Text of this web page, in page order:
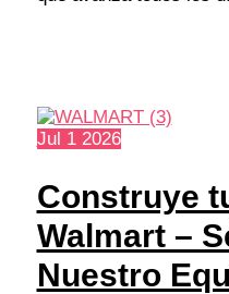
Jul 1 2026
Construye
Walmart –
Nuestro